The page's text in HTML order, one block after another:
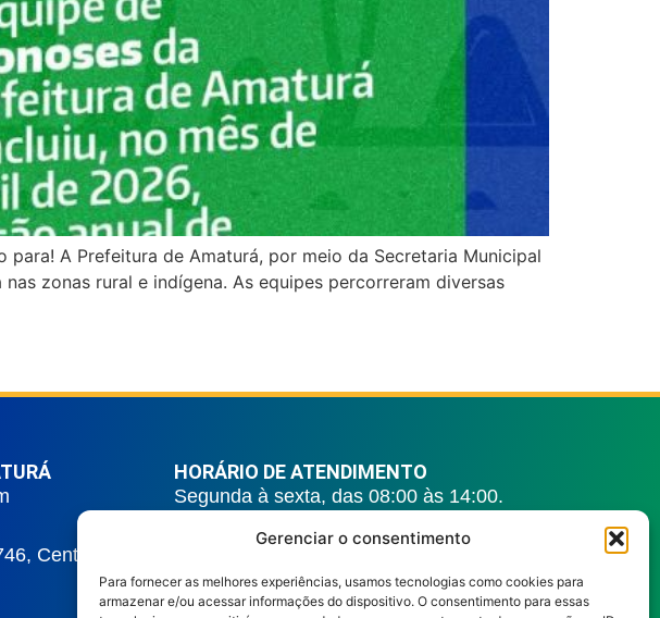
Gerenciar o consentimento
Para fornecer as melhores experiências, usamos tecnologias como cookies para
armazenar e/ou acessar informações do dispositivo. O consentimento para essas
A Prefeitura de Amaturá, por meio da Secretaria Municipal
zonas rural e indígena. As equipes percorreram diversas
Centro |
HORÁRIO DE ATENDIMENTO
Segunda à sexta, das 08:00 às 14:00.
REDES SOCIAIS